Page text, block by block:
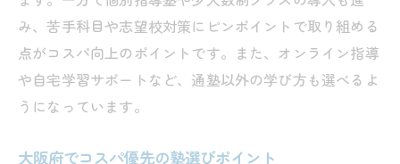
み、苦手科目や志望校対策にピンポイントで取り組める
点がコスパ向上のポイントです。また、オンライン指導
や自宅学習サポートなど、通塾以外の学び方も選べるよ
うになっています。
大阪府でコスパ優先の塾選びポイント